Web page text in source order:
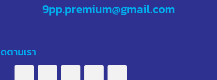
9pp.premium@gmail.com
ตามเรา